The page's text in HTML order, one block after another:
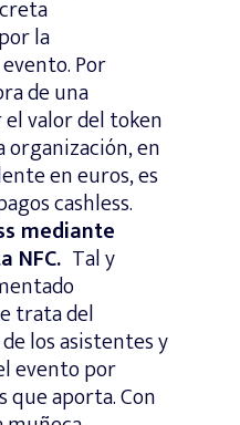
la
Por
de una
valor del token
en
en euros, es
cashless.
mediante
NFC. Tal y
trata del
los asistentes y
evento por
que aporta. Con